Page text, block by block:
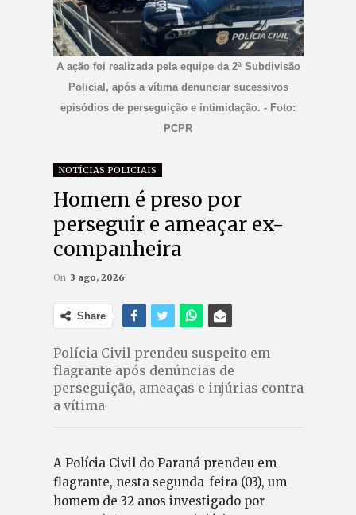
A ação foi realizada pela equipe da 2ª Subdivisão
Policial, após a vítima denunciar sucessivos
episódios de perseguição e intimidação. - Foto:
PCPR
NOTÍCIAS POLICIAIS
Homem é preso por
perseguir e ameaçar ex-
companheira
On 3 ago, 2026
Share
Polícia Civil prendeu suspeito em
flagrante após denúncias de
perseguição, ameaças e injúrias contra
a vítima
A Polícia Civil do Paraná prendeu em
flagrante, nesta segunda-feira (03), um
homem de 32 anos investigado por